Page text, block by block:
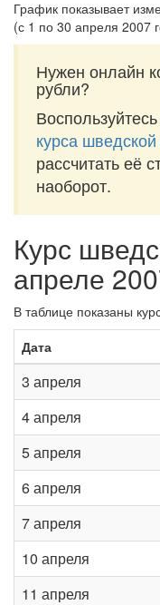
График показывает
(с 1 по 30 апреля 2007
Нужен онлайн
рубли?
курса
рассчитать её
наоборот.
Курс
апреле
В таблице показаны
Дата
3 апреля
4 апреля
5 апреля
6 апреля
7 апреля
10 апреля
11 апреля